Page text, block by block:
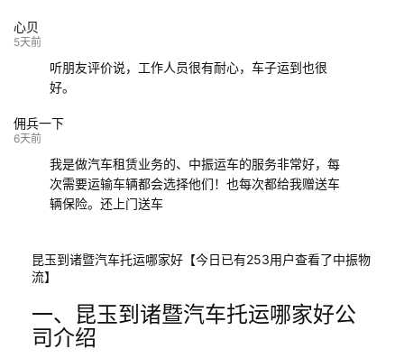
心贝
5天前
听朋友评价说，工作人员很有耐心，车子运到也很
好。
佣兵一下
6天前
我是做汽车租赁业务的、中振运车的服务非常好，每
次需要运输车辆都会选择他们！也每次都给我赠送车
辆保险。还上门送车
昆玉到诸暨汽车托运哪家好【今日已有253用户查看了中振物
流】
一、昆玉到诸暨汽车托运哪家好公
司介绍